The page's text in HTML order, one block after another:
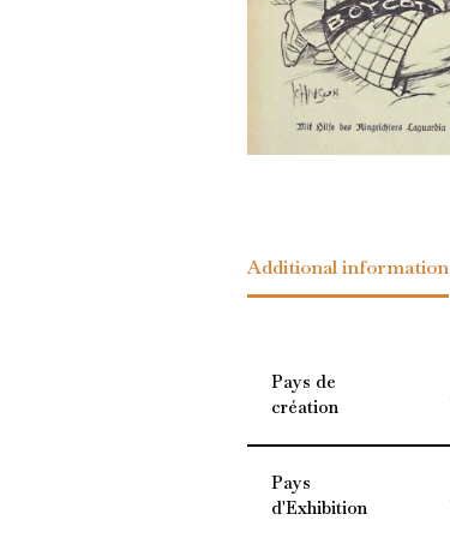
Additional information
Pays de
création
Pays
d'Exhibition